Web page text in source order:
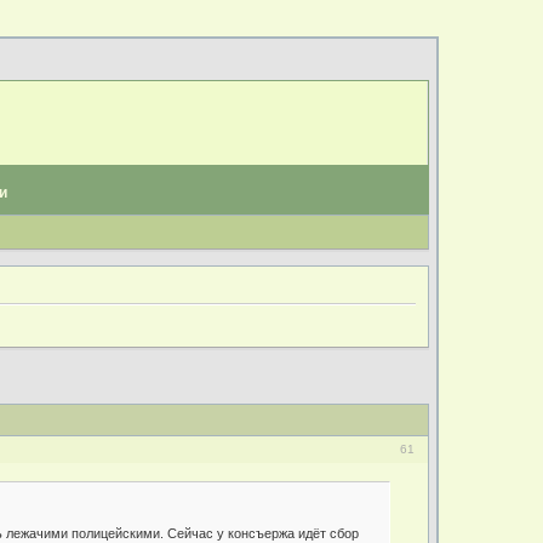
61
полицейскими. Сейчас у консъержа идёт сбор